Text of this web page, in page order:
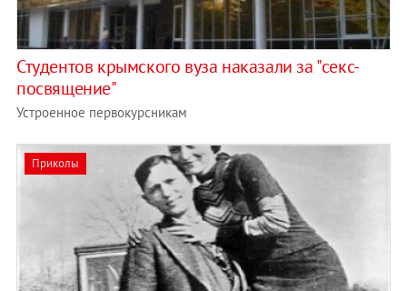
Студентов крымского вуза наказали за "секс-
посвящение"
Устроенное первокурсникам
Приколы